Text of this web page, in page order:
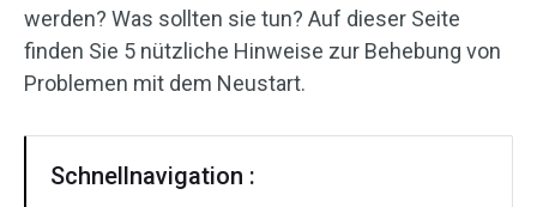
werden? Was sollten sie tun? Auf dieser Seite
finden Sie 5 nützliche Hinweise zur Behebung von
Problemen mit dem Neustart.
Schnellnavigation :